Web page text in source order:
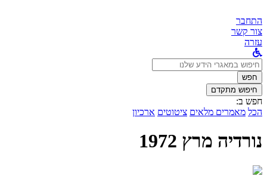
התחבר
צור קשר
עזרה
לחפש
ב:חפש
חיפוש מתקדם
חפש ב:
הכל מאמרים מלאים ציטוטים ארכיון
נורדיה מרץ 1972